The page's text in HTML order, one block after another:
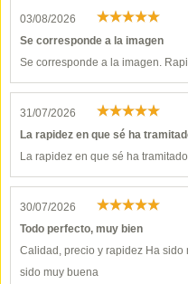
03/08/2026
Se corresponde a la imagen
Se corresponde a la imagen.
31/07/2026
La rapidez en que sé ha
La rapidez en que sé ha
30/07/2026
Todo perfecto, muy bien
Calidad, precio y rapidez Ha
sido muy buena